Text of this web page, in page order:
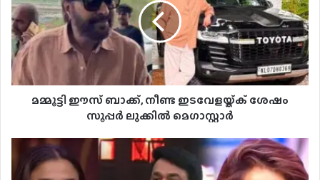
മമ്മൂട്ടി ഈസ് ബാക്ക്,​ നീണ്ട ഇടവേളയ്ക്ക് ശേഷം
സൂപ്പ‌ർ ലുക്കിൽ മെഗാസ്റ്റാ‌ർ